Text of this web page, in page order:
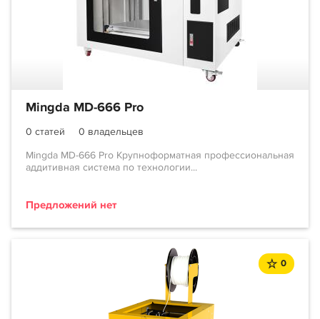
Mingda MD-666 Pro
0 статей
0 владельцев
Mingda MD-666 Pro Крупноформатная профессиональная
аддитивная система по технологии...
Предложений нет
0